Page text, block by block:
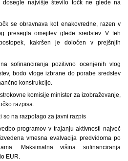
najvišje število točk ne glede na
se obravnava kot enakovredne, razen v
presegla omejitev glede sredstev. V teh
kakršen je določen v prejšnjih
sofinanciranja pozitivno ocenjenih vlog
bodo vloge izbrane do porabe sredstev
konstrukcijo.
komisije minister za izobraževanje,
razpisa.
so na razpolago za javni razpis
programov v trajanju aktivnosti največ
vmesna evalvacija predvidoma po
Maksimalna višina sofinanciranja
EUR.